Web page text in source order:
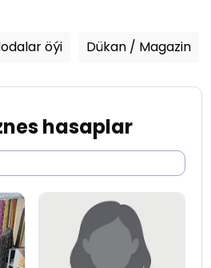
öýi Dükan / Magazin
hasaplar